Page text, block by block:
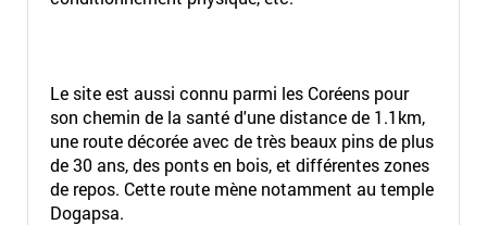
Le site est aussi connu parmi les Coréens pour
son chemin de la santé d'une distance de 1.1km,
une route décorée avec de très beaux pins de plus
de 30 ans, des ponts en bois, et différentes zones
de repos. Cette route mène notamment au temple
Dogapsa.